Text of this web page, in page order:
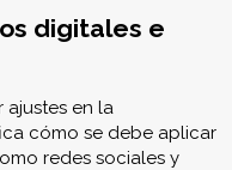
digitales e
ajustes en la
cómo se debe aplicar
redes sociales y